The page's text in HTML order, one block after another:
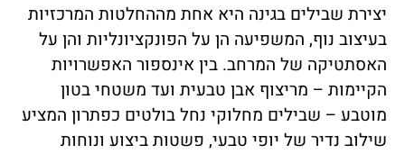
יצירת שבילים בגינה היא אחת מההחלטות המרכזיות
בעיצוב נוף, המשפיעה הן על הפונקציונליות והן על
האסתטיקה של המרחב. בין אינספור האפשרויות
הקיימות – מריצוף אבן טבעית ועד משטחי בטון
מוטבע – שבילים מחלוקי נחל בולטים כפתרון המציע
שילוב נדיר של יופי טבעי, פשטות ביצוע ונוחות